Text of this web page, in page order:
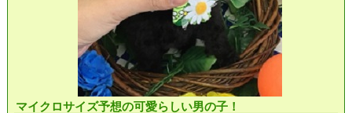
マイクロサイズ予想の可愛らしい男の子！